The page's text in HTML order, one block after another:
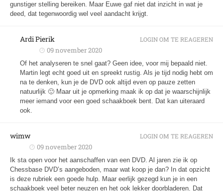
gunstiger stelling bereiken. Maar Euwe gaf niet dat inzicht in wat je
deed, dat tegenwoordig wel veel aandacht krijgt.
Ardi Pierik
09 november 2020
Of het analyseren te snel gaat? Geen idee, voor mij bepaald niet.
Martin legt echt goed uit en spreekt rustig. Als je tijd nodig hebt om
na te denken, kun je de DVD ook altijd even op pauze zetten
natuurlijk 🙂 Maar uit je opmerking maak ik op dat je waarschijnlijk
meer iemand voor een goed schaakboek bent. Dat kan uiteraard
ook.
LOGIN OM TE REAGEREN
wimw
09 november 2020
Ik sta open voor het aanschaffen van een DVD. Al jaren zie ik op
Chessbase DVD’s aangeboden, maar wat koop je dan? In dat opzicht
is deze rubriek een goede hulp. Maar eerlijk gezegd kun je in een
schaakboek veel beter neuzen en het ook lekker doorbladeren. Dat
LOGIN OM TE REAGEREN